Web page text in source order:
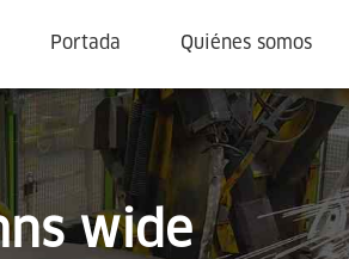
Portada Quiénes somos
wide